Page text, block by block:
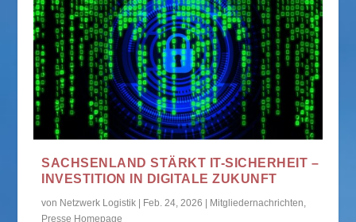
SACHSENLAND STÄRKT IT-SICHERHEIT –
INVESTITION IN DIGITALE ZUKUNFT
von Netzwerk Logistik Feb. 24, 2026 Mitgliedernachrichten,
Presse Homepage